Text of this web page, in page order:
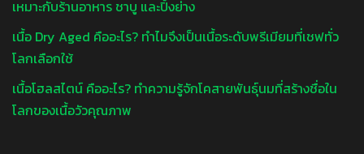
เหมาะกับร้านอาหาร ชาบู และปิ้งย่าง
เนื้อ Dry Aged คืออะไร? ทำไมจึงเป็นเนื้อระดับพรีเมียมที่เชฟทั่ว
โลกเลือกใช้
เนื้อโฮลสไตน์ คืออะไร? ทำความรู้จักโคสายพันธุ์นมที่สร้างชื่อใน
โลกของเนื้อวัวคุณภาพ